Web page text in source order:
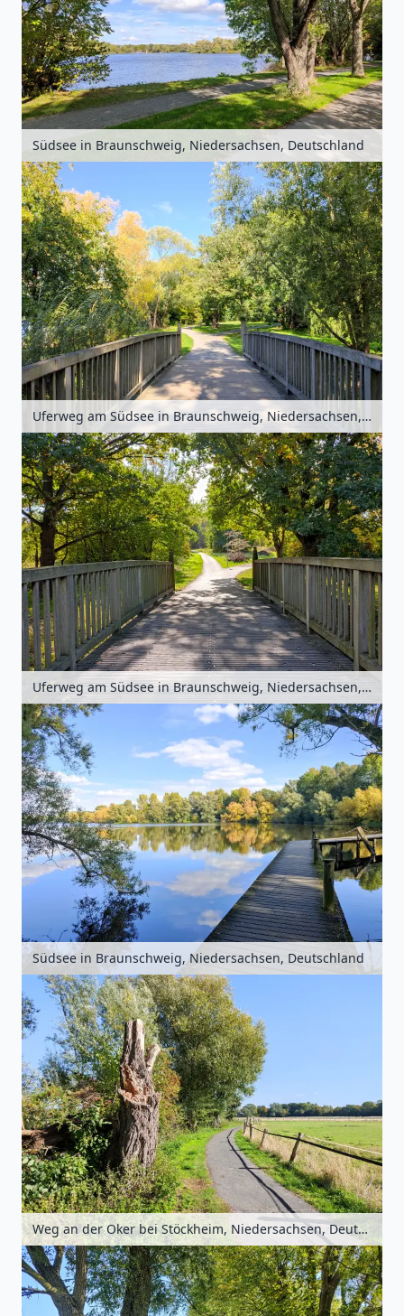
Südsee in Braunschweig, Niedersachsen, Deutschland
Uferweg am Südsee in Braunschweig, Niedersachsen, Deutschland
Uferweg am Südsee in Braunschweig, Niedersachsen, Deutschland
Südsee in Braunschweig, Niedersachsen, Deutschland
Weg an der Oker bei Stöckheim, Niedersachsen, Deutschland